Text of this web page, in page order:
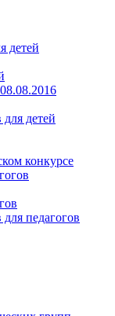
детей
для детей
конкурсе
для педагогов